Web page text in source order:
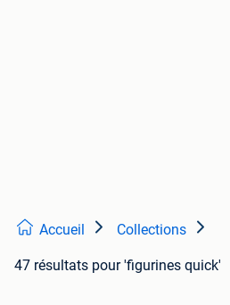
Accueil Collections
47 résultats pour 'figurines quick'